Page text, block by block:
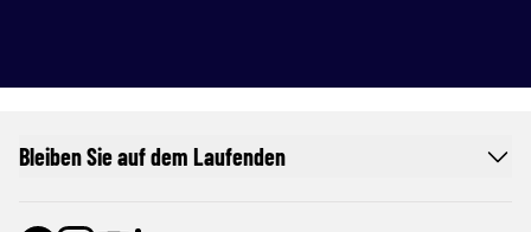
Bleiben Sie auf dem Laufenden